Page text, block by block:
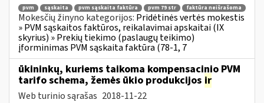
pvm sąskaita pvm sąskaita faktūra pvm 79 str faktūra neišrašoma
Mokesčių žinyno kategorijos: Pridėtinės vertės mokestis
» PVM sąskaitos faktūros, reikalavimai apskaitai (IX
skyrius) » Prekių tiekimo (paslaugų teikimo)
įforminimas PVM sąskaita faktūra (78-1, 7
ūkininkų, kuriems taikoma kompensacinio PVM
tarifo schema, žemės ūkio produkcijos ir
Web turinio sąrašas 2018-11-22